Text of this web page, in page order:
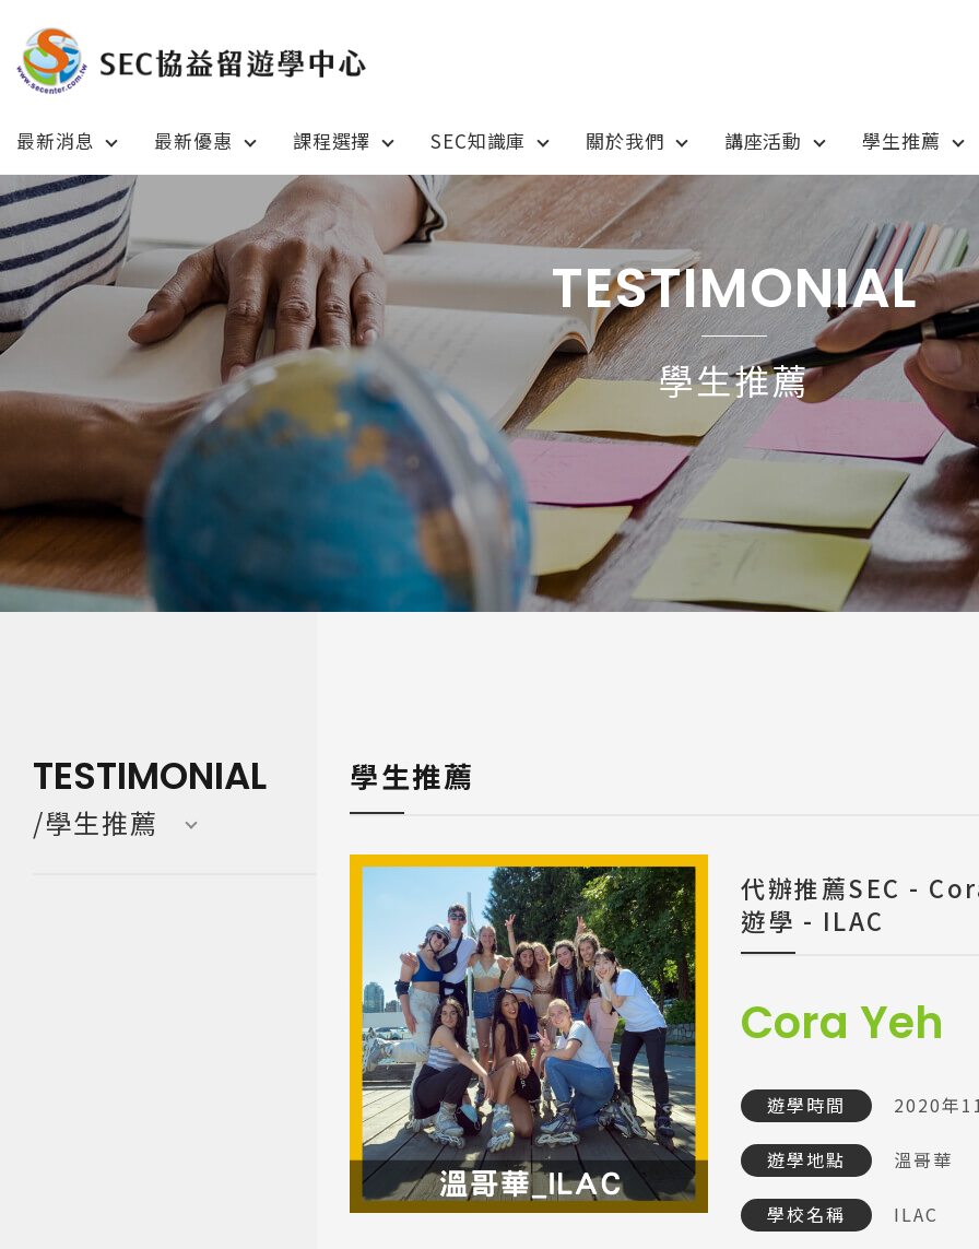
最新消息 最新優惠 課程選擇 SEC知識庫 關於我們 講座活動 學生推薦
Latest News 最新消息
綜合訊息
加拿大 Canada
日本 Japan
澳洲 Australia
英國 UK/愛爾蘭 Ireland
美國 USA
寒暑假遊學團 Camp
Promotion 最新優惠
加拿大 Canada
澳洲 Australia
英國 UK / 愛爾蘭IRELAND
美國 USA
紐西蘭 New Zealand
亞洲 Asia / 其他 Others
Program 課程選擇
語言學校
國高中小學校
專業技職｜海外工讀
寒暑假遊學團
學士碩士
TESTIMONIAL
學生推薦
TESTIMONIAL
/學生推薦
學生推薦
代辦推薦SEC -
遊學 - ILAC
Cora Yeh
遊學時間 2020年
遊學地點 溫哥華
學校名稱 ILAC